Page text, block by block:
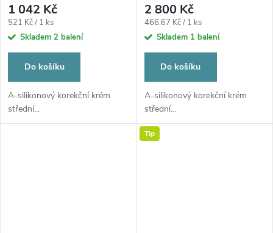
1 042 Kč
Měrná
cena:
521 Kč / 1 ks
Skladem 2 balení
Do košíku
A-silikonový korekční krém
střední...
2 800 Kč
Měrná
cena:
466,67 Kč / 1 ks
Skladem 1 balení
Do košíku
A-silikonový korekční krém
střední...
Tip